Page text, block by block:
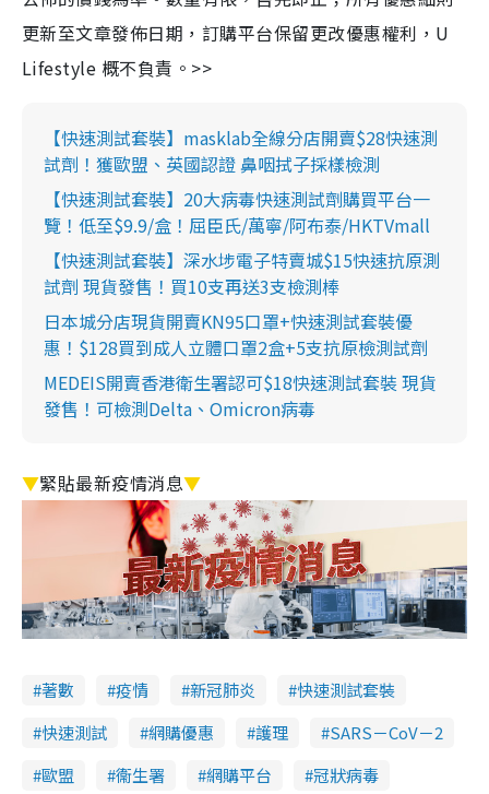
更新至文章發佈日期，訂購平台保留更改優惠權利，U
Lifestyle 概不負責。>>
【快速測試套裝】masklab全線分店開賣$28快速測
試劑！獲歐盟、英國認證 鼻咽拭子採樣檢測
【快速測試套裝】20大病毒快速測試劑購買平台一
覽！低至$9.9/盒！屈臣氏/萬寧/阿布泰/HKTVmall
【快速測試套裝】深水埗電子特賣城$15快速抗原測
試劑 現貨發售！買10支再送3支檢測棒
日本城分店現貨開賣KN95口罩+快速測試套裝優
惠！$128買到成人立體口罩2盒+5支抗原檢測試劑
MEDEIS開賣香港衛生署認可$18快速測試套裝 現貨
發售！可檢測Delta、Omicron病毒
▼緊貼最新疫情消息▼
著數 疫情 新冠肺炎
快速測試套裝
快速測試
網購優惠 護理
SARS－CoV－2
歐盟
衞生署 網購平台 冠狀病毒